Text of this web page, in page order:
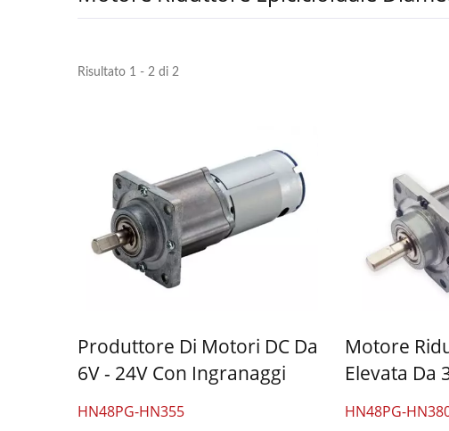
Risultato 1 - 2 di 2
Produttore Di Motori DC Da
6V - 24V Con Ingranaggi
Planetari Di Φ 48mm
HN48PG-HN355
Motore
Elevata Da
24V Con
HN48PG-